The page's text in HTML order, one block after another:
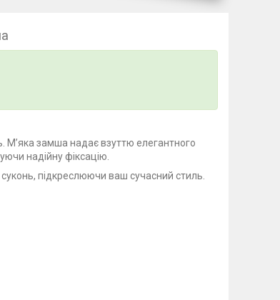
М’яка замша надає взуттю елегантного
надійну фіксацію.
підкреслюючи ваш сучасний стиль.